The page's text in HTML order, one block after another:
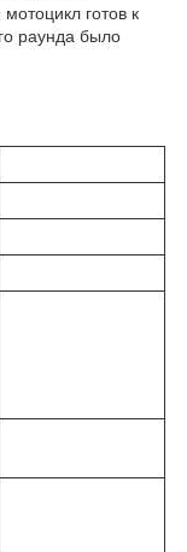
готов к
раунда было